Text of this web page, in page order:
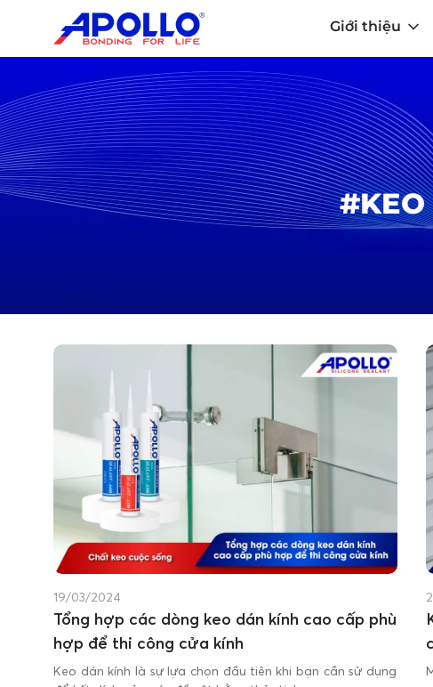
Giới thiệu
#KEO
19/03/2024
Tổng hợp các dòng keo dán kính cao cấp phù
hợp để thi công cửa kính
Keo dán kính là sự lựa chọn đầu tiên khi bạn cần sử dụng